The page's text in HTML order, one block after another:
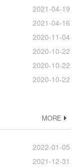
2021-04-19
2021-04-16
2020-11-04
2020-10-22
2020-10-22
2020-10-22
MORE
2022-01-05
2021-12-31